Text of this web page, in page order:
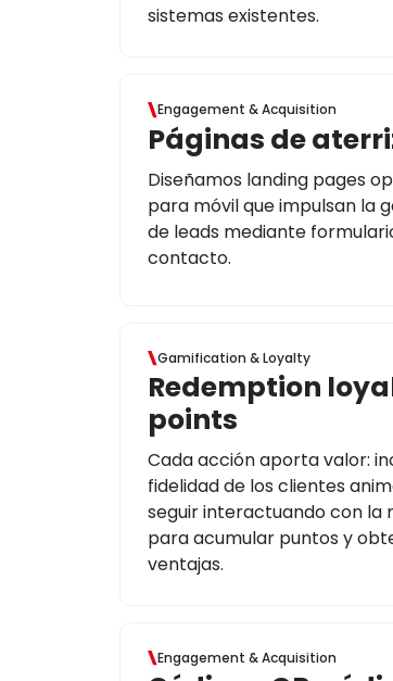
sistemas existentes.
Engagement & Acquisition
Páginas de
Diseñamos landing pages
para móvil que impulsan la
de leads mediante
contacto.
Gamification & Loyalty
Redemption
points
Cada acción aporta valor:
fidelidad de los clientes
seguir interactuando con la
para acumular puntos y
ventajas.
Engagement & Acquisition